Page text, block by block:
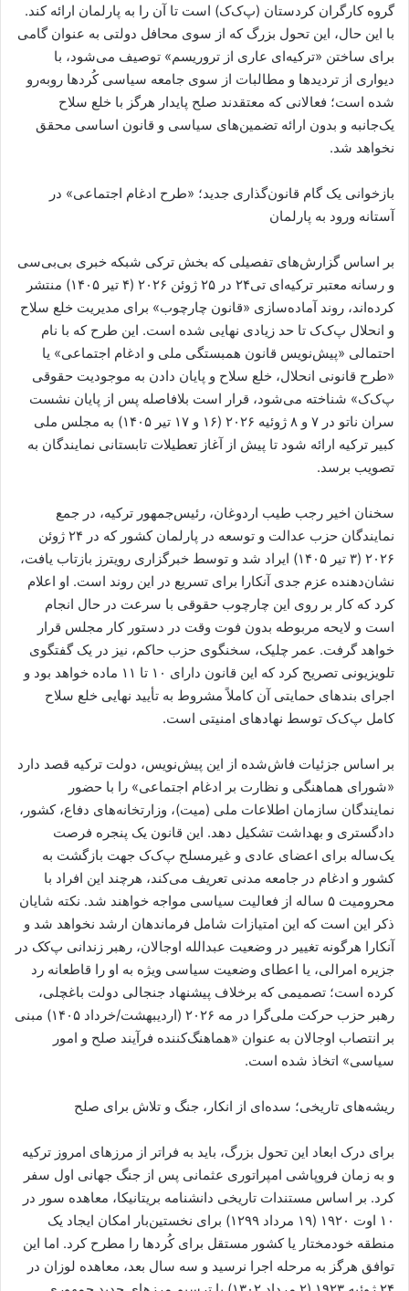
گروه کارگران کردستان (پ‌ک‌ک) است تا آن را به پارلمان ارائه کند.
با این حال، این تحول بزرگ که از سوی محافل دولتی به عنوان گامی
برای ساختن «ترکیه‌ای عاری از تروریسم» توصیف می‌شود، با
دیواری از تردیدها و مطالبات از سوی جامعه سیاسی کُردها روبه‌رو
شده است؛ فعالانی که معتقدند صلح پایدار هرگز با خلع سلاح
یک‌جانبه و بدون ارائه تضمین‌های سیاسی و قانون اساسی محقق
نخواهد شد.
بازخوانی یک گام قانون‌گذاری جدید؛ «طرح ادغام اجتماعی» در
آستانه ورود به پارلمان
بر اساس گزارش‌های تفصیلی که بخش ترکی شبکه خبری بی‌بی‌سی
و رسانه معتبر ترکیه‌ای تی‌۲۴ در ۲۵ ژوئن ۲۰۲۶ (۴ تیر ۱۴۰۵) منتشر
کرده‌اند، روند آماده‌سازی «قانون چارچوب» برای مدیریت خلع سلاح
و انحلال پ‌ک‌ک تا حد زیادی نهایی شده است. این طرح که با نام
احتمالی «پیش‌نویس قانون همبستگی ملی و ادغام اجتماعی» یا
«طرح قانونی انحلال، خلع سلاح و پایان دادن به موجودیت حقوقی
پ‌ک‌ک» شناخته می‌شود، قرار است بلافاصله پس از پایان نشست
سران ناتو در ۷ و ۸ ژوئیه ۲۰۲۶ (۱۶ و ۱۷ تیر ۱۴۰۵) به مجلس ملی
کبیر ترکیه ارائه شود تا پیش از آغاز تعطیلات تابستانی نمایندگان به
تصویب برسد.
سخنان اخیر رجب طیب اردوغان، رئیس‌جمهور ترکیه، در جمع
نمایندگان حزب عدالت و توسعه در پارلمان کشور که در ۲۴ ژوئن
۲۰۲۶ (۳ تیر ۱۴۰۵) ایراد شد و توسط خبرگزاری رویترز بازتاب یافت،
نشان‌دهنده عزم جدی آنکارا برای تسریع در این روند است. او اعلام
کرد که کار بر روی این چارچوب حقوقی با سرعت در حال انجام
است و لایحه مربوطه بدون فوت وقت در دستور کار مجلس قرار
خواهد گرفت. عمر چلیک، سخنگوی حزب حاکم، نیز در یک گفتگوی
تلویزیونی تصریح کرد که این قانون دارای ۱۰ تا ۱۱ ماده خواهد بود و
اجرای بندهای حمایتی آن کاملاً مشروط به تأیید نهایی خلع سلاح
کامل پ‌ک‌ک توسط نهادهای امنیتی است.
بر اساس جزئیات فاش‌شده از این پیش‌نویس، دولت ترکیه قصد دارد
«شورای هماهنگی و نظارت بر ادغام اجتماعی» را با حضور
نمایندگان سازمان اطلاعات ملی (میت)، وزارتخانه‌های دفاع، کشور،
دادگستری و بهداشت تشکیل دهد. این قانون یک پنجره فرصت
یک‌ساله برای اعضای عادی و غیرمسلح پ‌ک‌ک جهت بازگشت به
کشور و ادغام در جامعه مدنی تعریف می‌کند، هرچند این افراد با
محرومیت ۵ ساله از فعالیت سیاسی مواجه خواهند شد. نکته شایان
ذکر این است که این امتیازات شامل فرماندهان ارشد نخواهد شد و
آنکارا هرگونه تغییر در وضعیت عبدالله اوجالان، رهبر زندانی پ‌کک در
جزیره امرالی، یا اعطای وضعیت سیاسی ویژه به او را قاطعانه رد
کرده است؛ تصمیمی که برخلاف پیشنهاد جنجالی دولت باغچلی،
رهبر حزب حرکت ملی‌گرا در مه ۲۰۲۶ (اردیبهشت/خرداد ۱۴۰۵) مبنی
بر انتصاب اوجالان به عنوان «هماهنگ‌کننده فرآیند صلح و امور
سیاسی» اتخاذ شده است.
ریشه‌های تاریخی؛ سده‌ای از انکار، جنگ و تلاش برای صلح
برای درک ابعاد این تحول بزرگ، باید به فراتر از مرزهای امروز ترکیه
و به زمان فروپاشی امپراتوری عثمانی پس از جنگ جهانی اول سفر
کرد. بر اساس مستندات تاریخی دانشنامه بریتانیکا، معاهده سور در
۱۰ اوت ۱۹۲۰ (۱۹ مرداد ۱۲۹۹) برای نخستین‌بار امکان ایجاد یک
منطقه خودمختار یا کشور مستقل برای کُردها را مطرح کرد. اما این
توافق هرگز به مرحله اجرا نرسید و سه سال بعد، معاهده لوزان در